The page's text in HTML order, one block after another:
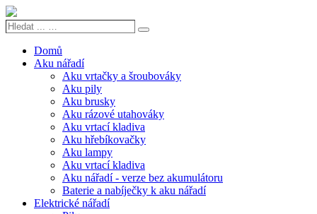
Hledat
Search
Domů
Aku nářadí
Aku vrtačky a šroubováky
Aku pily
Aku brusky
Aku rázové utahováky
Aku vrtací kladiva
Aku hřebíkovačky
Aku lampy
Aku vrtací kladiva
Aku nářadí - verze bez akumulátoru
Baterie a nabíječky k aku nářadí
Elektrické nářadí